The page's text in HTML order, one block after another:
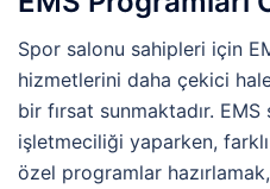
Spor salonu sahipleri için
hizmetlerini daha çekici
bir fırsat sunmaktadır.
işletmeciliği yaparken,
özel programlar